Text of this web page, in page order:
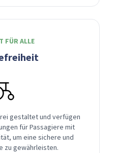
FÜR ALLE
gestaltet und verfügen
für Passagiere mit
um eine sichere und
zu gewährleisten.